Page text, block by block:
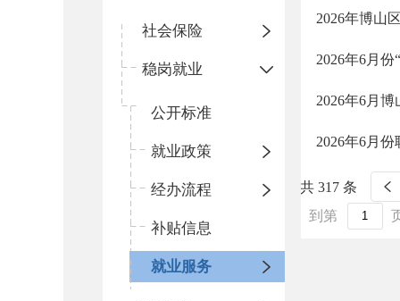
社会保险
稳岗就业
公开标准
就业政策
经办流程
补贴信息
就业服务
2026年博山
2026年6月
2026年6月
2026年6月
共 317 条
到第